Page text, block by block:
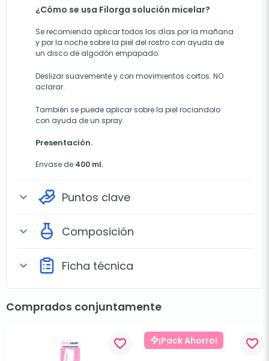
¿Cómo se usa Filorga solución micelar?
Se recomienda aplicar todos los días por la mañana
y por la noche sobre la piel del rostro con ayuda de
un disco de algodón empapado.
Deslizar suavemente y con movimientos cortos. NO
aclarar.
También se puede aplicar sobre la piel rociandolo
con ayuda de un spray.
Presentación.
Envase de 400 ml.
expand_more Puntos clave
expand_more Composición
expand_more Ficha técnica
Comprados conjuntamente
favorite_border ¡Pack Ahorro! favorite_border